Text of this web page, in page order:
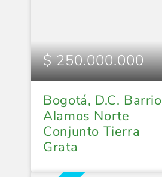
$ 250.000.000
Bogotá, D.C. Barrio
Alamos Norte
Conjunto Tierra
Grata